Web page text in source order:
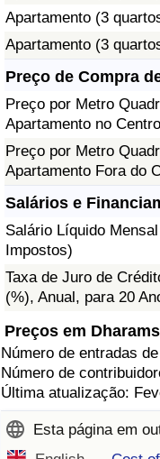
Apartamento (3
Apartamento (3
Preço de Compra
Preço por Metro
Apartamento no
Preço por Metro
Apartamento Fora do
Salários e
Salário Líquido
Impostos)
Taxa de Juro de
(%), Anual, para 20
Preços em
Número de entradas
Número de
Última atualização:
Esta página em